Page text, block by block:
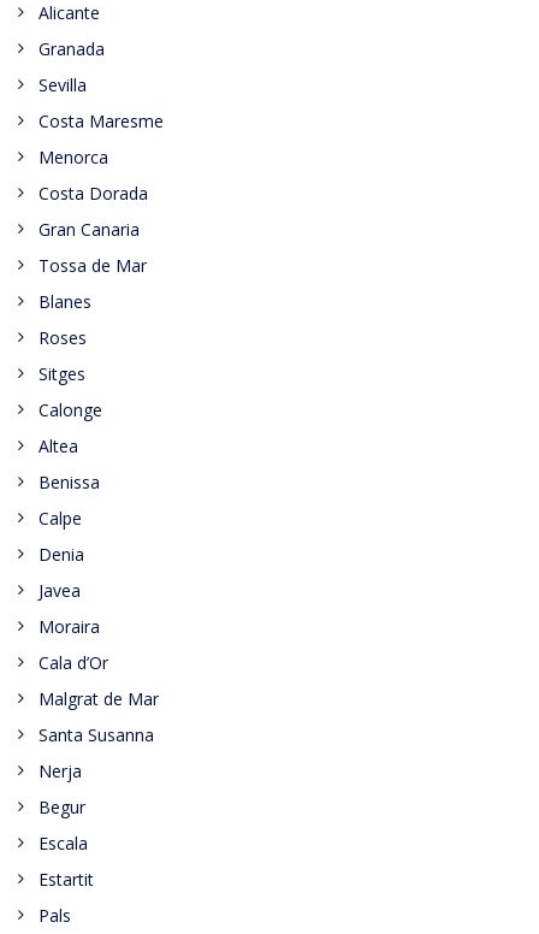
Alicante
Granada
Sevilla
Costa Maresme
Menorca
Costa Dorada
Gran Canaria
Tossa de Mar
Blanes
Roses
Sitges
Calonge
Altea
Benissa
Calpe
Denia
Javea
Moraira
Cala d’Or
Malgrat de Mar
Santa Susanna
Nerja
Begur
Escala
Estartit
Pals